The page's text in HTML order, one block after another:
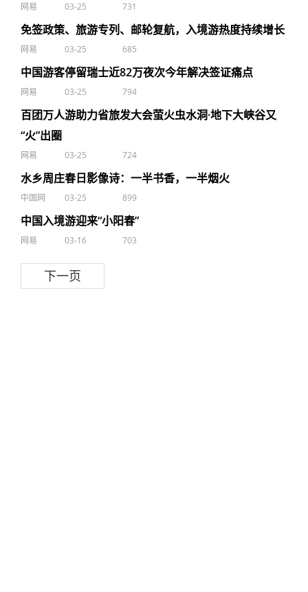
网易 03-25 731
免签政策、旅游专列、邮轮复航，入境游热度持续增长
网易 03-25 685
中国游客停留瑞士近82万夜次今年解决签证痛点
网易 03-25 794
百团万人游助力省旅发大会萤火虫水洞·地下大峡谷又
“火”出圈
网易 03-25 724
水乡周庄春日影像诗：一半书香，一半烟火
中国网 03-25 899
中国入境游迎来“小阳春”
网易 03-16 703
下一页